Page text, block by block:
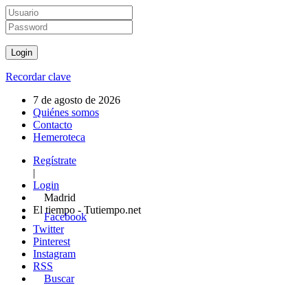
Recordar clave
7 de agosto de 2026
Quiénes somos
Contacto
Hemeroteca
Regístrate
|
Login
Madrid
El tiempo - Tutiempo.net
Facebook
Twitter
Pinterest
Instagram
RSS
Buscar